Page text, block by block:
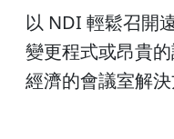
以 NDI 輕鬆召開
變更程式或昂貴
經濟的會議室解決